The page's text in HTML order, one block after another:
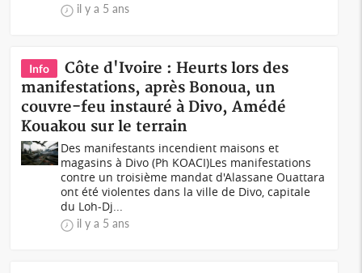
il y a 5 ans
Info
Côte d'Ivoire : Heurts lors des
manifestations, après Bonoua, un
couvre-feu instauré à Divo, Amédé
Kouakou sur le terrain
Des manifestants incendient maisons et
magasins à Divo (Ph KOACI)Les manifestations
contre un troisième mandat d'Alassane Ouattara
ont été violentes dans la ville de Divo, capitale
du Loh-Dj...
il y a 5 ans